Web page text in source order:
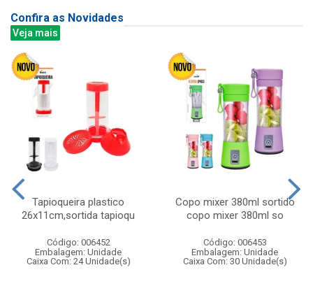
Confira as Novidades
Veja mais
Tapioqueira plastico
26x11cm,sortida tapioqu
Código: 006452
Embalagem: Unidade
Caixa Com: 24 Unidade(s)
Copo mixer 380ml sortido
copo mixer 380ml so
Código: 006453
Embalagem: Unidade
Caixa Com: 30 Unidade(s)